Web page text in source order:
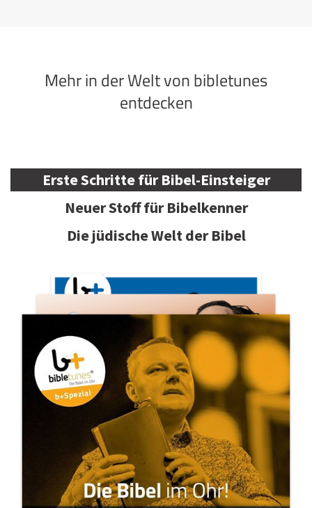
Mehr in der Welt von bibletunes
entdecken
Erste Schritte für Bibel-Einsteiger
Neuer Stoff für Bibelkenner
Die jüdische Welt der Bibel